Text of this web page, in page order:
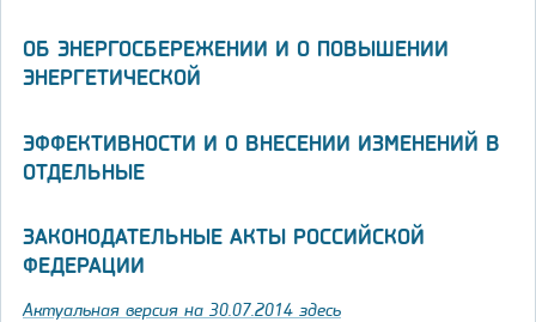
ОБ ЭНЕРГОСБЕРЕЖЕНИИ И О ПОВЫШЕНИИ
ЭНЕРГЕТИЧЕСКОЙ
ЭФФЕКТИВНОСТИ И О ВНЕСЕНИИ ИЗМЕНЕНИЙ В
ОТДЕЛЬНЫЕ
ЗАКОНОДАТЕЛЬНЫЕ АКТЫ РОССИЙСКОЙ
ФЕДЕРАЦИИ
Актуальная версия на 30.07.2014 здесь